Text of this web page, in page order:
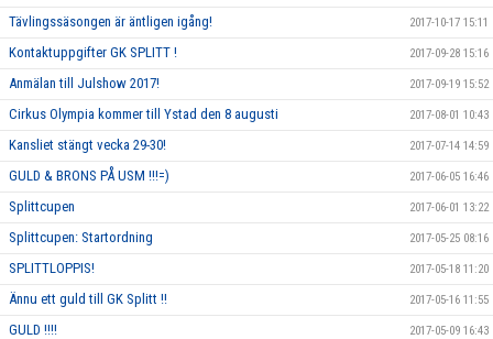
Tävlingssäsongen är äntligen igång! 2017-10-17 15:11
Kontaktuppgifter GK SPLITT ! 2017-09-28 15:16
Anmälan till Julshow 2017! 2017-09-19 15:52
Cirkus Olympia kommer till Ystad den 8 augusti 2017-08-01 10:43
Kansliet stängt vecka 29-30! 2017-07-14 14:59
GULD & BRONS PÅ USM !!!=) 2017-06-05 16:46
Splittcupen 2017-06-01 13:22
Splittcupen: Startordning 2017-05-25 08:16
SPLITTLOPPIS! 2017-05-18 11:20
Ännu ett guld till GK Splitt !! 2017-05-16 11:55
GULD !!!! 2017-05-09 16:43